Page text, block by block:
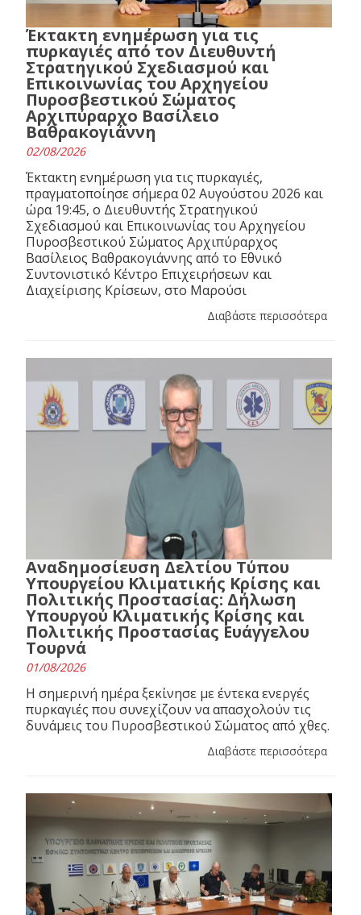
Έκτακτη ενημέρωση για τις
πυρκαγιές από τον Διευθυντή
Στρατηγικού Σχεδιασμού και
Επικοινωνίας του Αρχηγείου
Πυροσβεστικού Σώματος
Αρχιπύραρχο Βασίλειο
Βαθρακογιάννη
02/08/2026
Έκτακτη ενημέρωση για τις πυρκαγιές,
πραγματοποίησε σήμερα 02 Αυγούστου 2026 και
ώρα 19:45, ο Διευθυντής Στρατηγικού
Σχεδιασμού και Επικοινωνίας του Αρχηγείου
Πυροσβεστικού Σώματος Αρχιπύραρχος
Βασίλειος Βαθρακογιάννης από το Εθνικό
Συντονιστικό Κέντρο Επιχειρήσεων και
Διαχείρισης Κρίσεων, στο Μαρούσι
Διαβάστε περισσότερα
Αναδημοσίευση Δελτίου Τύπου
Υπουργείου Κλιματικής Κρίσης και
Πολιτικής Προστασίας: Δήλωση
Υπουργού Κλιματικής Κρίσης και
Πολιτικής Προστασίας Ευάγγελου
Τουρνά
01/08/2026
Η σημερινή ημέρα ξεκίνησε με έντεκα ενεργές
πυρκαγιές που συνεχίζουν να απασχολούν τις
δυνάμεις του Πυροσβεστικού Σώματος από χθες.
Διαβάστε περισσότερα